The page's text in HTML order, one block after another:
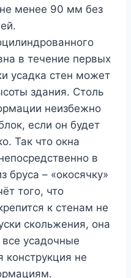
менее 90 мм без
в течение первых
усадка стен может
здания. Столь
неизбежно
если он будет
Так что окна
в
бруса – «окосячку»
того, что
к стенам не
скольжения, она
усадочные
конструкция не